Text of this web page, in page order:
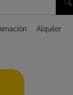
Alquiler